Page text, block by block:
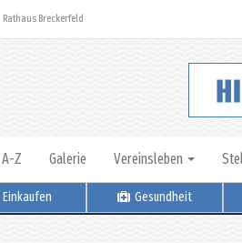
Rathaus Breckerfeld
Z Galerie Vereinsleben
Einkaufen Gesundheit